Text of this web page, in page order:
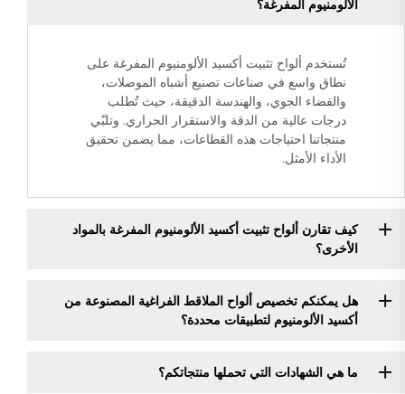
الألومنيوم المفرغة؟
تُستخدم ألواح تثبيت أكسيد الألومنيوم المفرغة على
نطاق واسع في صناعات تصنيع أشباه الموصلات،
والفضاء الجوي، والهندسة الدقيقة، حيث تُطلب
درجات عالية من الدقة والاستقرار الحراري. وتلبّي
منتجاتنا احتياجات هذه القطاعات، مما يضمن تحقيق
الأداء الأمثل.
كيف تقارن ألواح تثبيت أكسيد الألومنيوم المفرغة بالمواد
الأخرى؟
هل يمكنكم تخصيص ألواح الملاقط الفراغية المصنوعة من
أكسيد الألومنيوم لتطبيقات محددة؟
ما هي الشهادات التي تحملها منتجاتكم؟